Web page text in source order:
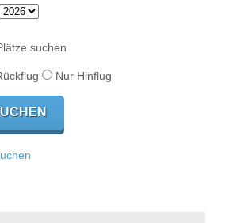
suchen
Nur Hinflug